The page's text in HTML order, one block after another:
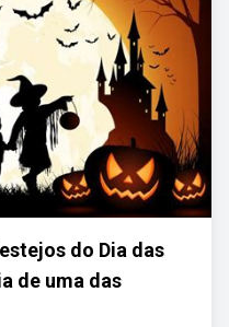
do Dia das
de uma das